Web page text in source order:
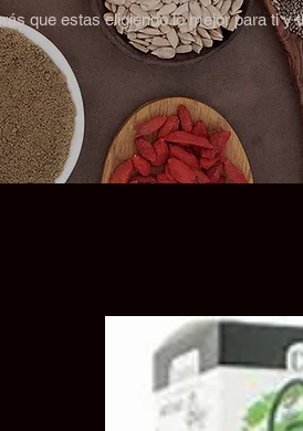
que estas eligiendo lo mejor para ti y